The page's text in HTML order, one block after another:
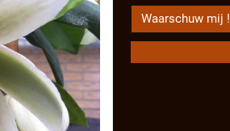
Waarschuw mij !